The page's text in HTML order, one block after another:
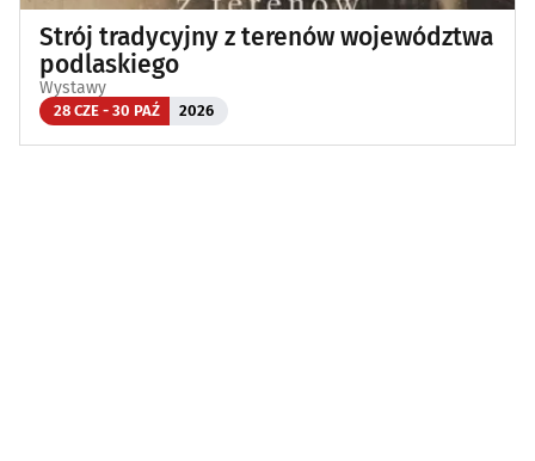
Strój tradycyjny z terenów województwa
podlaskiego
Wystawy
28 CZE - 30 PAŹ 2026